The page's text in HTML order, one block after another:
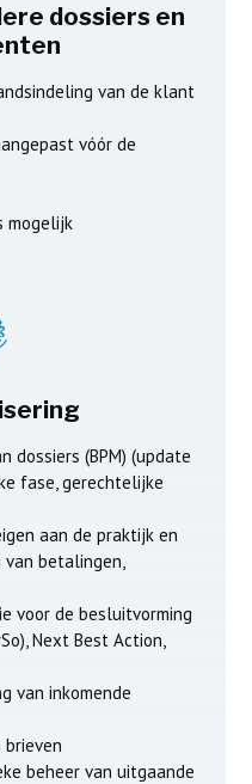
dossiers en
van de klant
vóór de
mogelijk
dossiers (BPM) (update
fase, gerechtelijke
aan de praktijk en
betalingen,
voor de besluitvorming
Next Best Action,
van inkomende
brieven
beheer van uitgaande